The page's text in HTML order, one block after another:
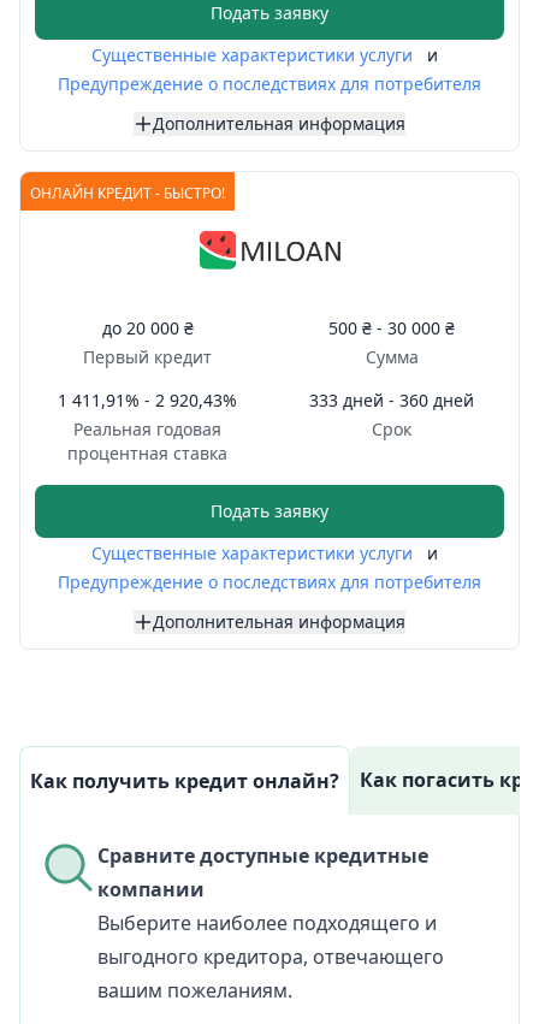
Подать заявку
Существенные характеристики услуги
и
Предупреждение о последствиях для потребителя
Дополнительная информация
ОНЛАЙН КРЕДИТ - БЫСТРО!
до 20 000 ₴
Первый кредит
500 ₴ - 30 000 ₴
Сумма
1 411,91% - 2 920,43%
Реальная годовая
процентная ставка
333 дней - 360 дней
Срок
Подать заявку
Существенные характеристики услуги
и
Предупреждение о последствиях для потребителя
Дополнительная информация
Как получить кредит онлайн? Как погасить
Сравните доступные кредитные
компании
Выберите наиболее подходящего и
выгодного кредитора, отвечающего
вашим пожеланиям.